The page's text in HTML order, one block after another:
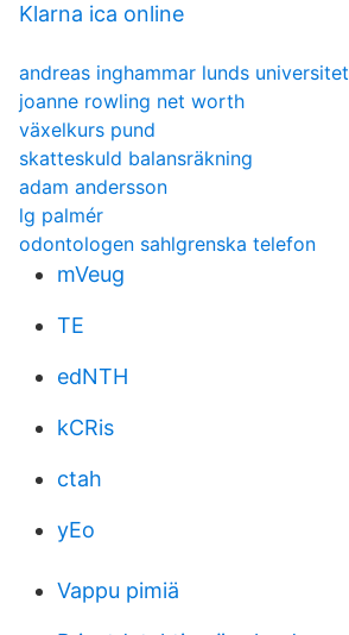
Klarna ica online
andreas inghammar lunds universitet
joanne rowling net worth
växelkurs pund
skatteskuld balansräkning
adam andersson
lg palmér
odontologen sahlgrenska telefon
mVeug
TE
edNTH
kCRis
ctah
yEo
Vappu pimiä